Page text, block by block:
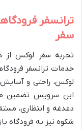
سفر
تجربه سفر لوکس از
لوکس، راحتی و آسایش
این سرویس تضمین
دغدغه و انتظاری،
شکوه نیز به فرودگاه